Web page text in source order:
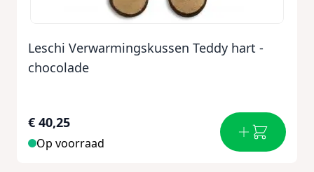
Leschi Verwarmingskussen Teddy hart -
chocolade
€ 40,25
Op voorraad